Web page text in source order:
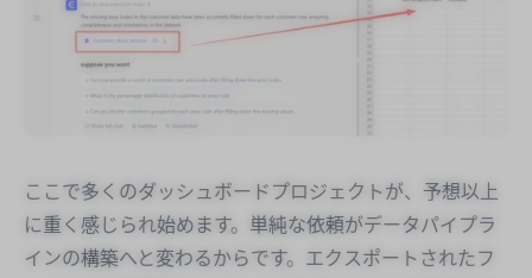
ここで多くのダッシュボードプロジェクトが、予想以上
に重く感じられ始めます。単純な依頼がデータパイプラ
インの構築へと変わるからです。エクスポートされたフ